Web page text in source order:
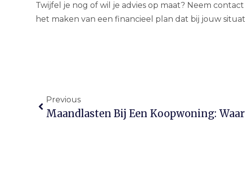
Twijfel je nog of wil je advies op maat? Neem
het maken van een financieel plan dat bij jouw
Previous